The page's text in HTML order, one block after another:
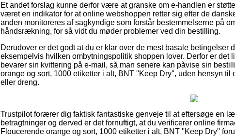
Et andet forslag kunne derfor være at granske om e-handlen er
været en indikator for at online webshoppen retter sig efter de
anden monitoreres af sagkyndige som forstår bestemmelserne på
håndsrækning, for så vidt du møder problemer ved din bestilling.
Derudover er det godt at du er klar over de mest basale betingelser
eksempelvis hvilken ombytningspolitik shoppen lover. Derfor er det
bevarer sin kvittering på e-mail, så man senere kan påvise sin
orange og sort, 1000 etiketter i alt, BNT ''Keep Dry'', uden hensyn
eller dreng.
Trustpilot forærer dig faktisk fantastiske genveje til at eftersøge en
betragtninger og derved er det fornuftigt, at du verificerer online
Floucerende orange og sort, 1000 etiketter i alt, BNT ''Keep Dry''